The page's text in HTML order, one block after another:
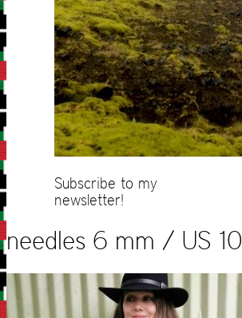
Subscribe to my
newsletter!
needles 6 mm / US 10